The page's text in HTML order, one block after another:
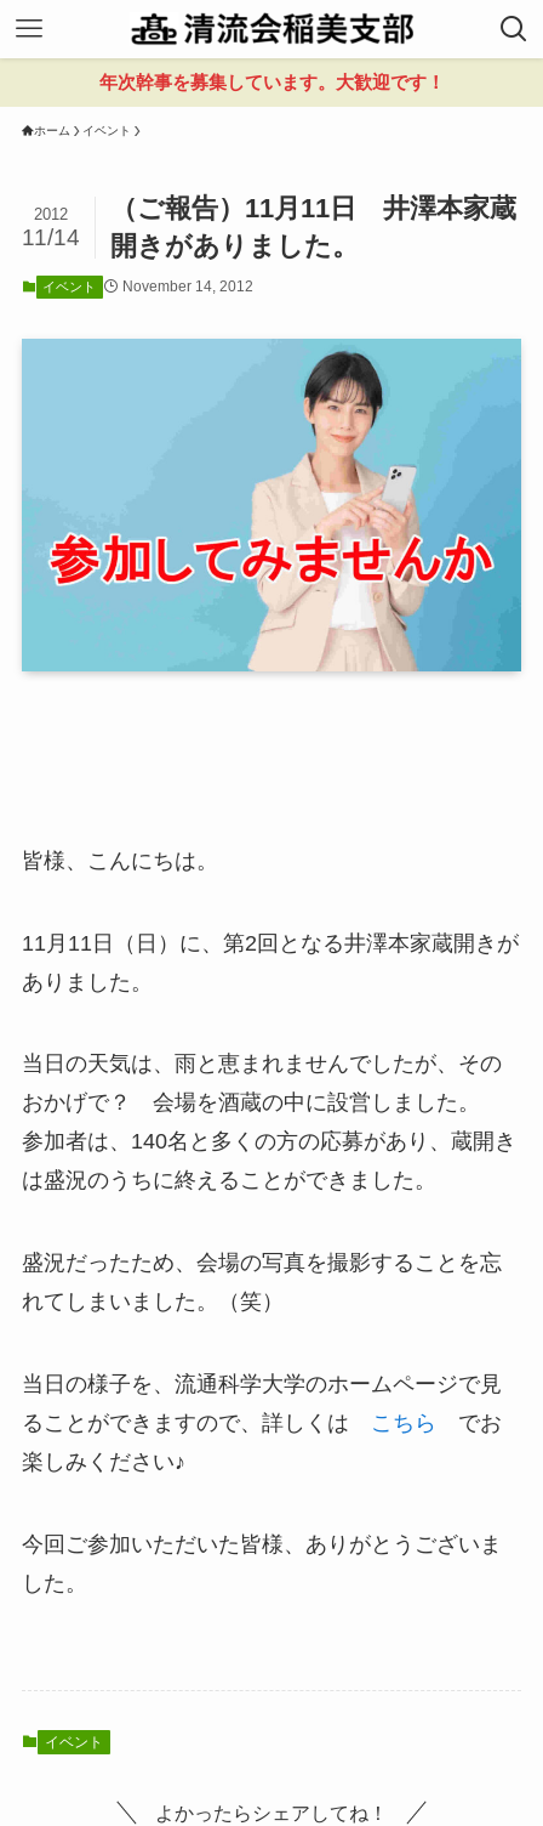
年次幹事を募集しています。大歓迎です！
ホーム イベント
（ご報告）11月11日 井澤本家蔵
開きがありました。
2012
11/14
イベント November 14, 2012
皆様、こんにちは。
11月11日（日）に、第2回となる井澤本家蔵開きが
ありました。
当日の天気は、雨と恵まれませんでしたが、その
おかげで？ 会場を酒蔵の中に設営しました。
参加者は、140名と多くの方の応募があり、蔵開き
は盛況のうちに終えることができました。
盛況だったため、会場の写真を撮影することを忘
れてしまいました。（笑）
当日の様子を、流通科学大学のホームページで見
ることができますので、詳しくは
こちら
でお
楽しみください♪
今回ご参加いただいた皆様、ありがとうございま
した。
イベント
よかったらシェアしてね！